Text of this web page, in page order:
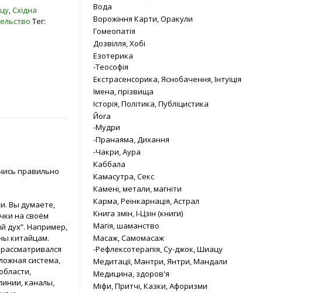
,Східна
Тег:
правильно
Вы думаете,
на своём
дух”. Например,
китайцам.
система,
каналы,
Вода
Ворожіння Карти, Оракули
Гомеопатія
Дозвілля, Хобі
Езотерика
-Теософія
Екстрасенсорика, Яснобачення, Інтуїція
Імена, прізвища
Історія, Політика, Публіцистика
Йога
-Мудри
-Пранаяма, Дихання
-Чакри, Аура
Каббала
Камасутра, Секс
Камені, метали, магніти
Карма, Реінкарнація, Астрал
Книга змін, І-Цзін (книги)
Магія, шаманство
Масаж, Самомасаж
-Рефлексотерапія, Су-джок, Шиацу
Медитації, Мантри, Янтри, Мандали
Медицина, здоров'я
Міфи, Притчі, Казки, Афоризми